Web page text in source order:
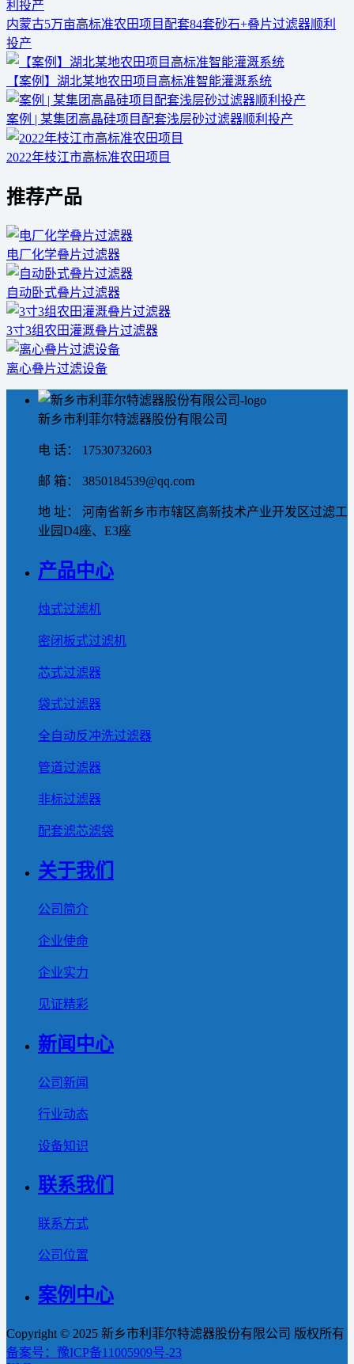
内蒙古5万亩高标准农田项目配套84套砂石+叠片过滤器顺利
投产
【案例】湖北某地农田项目高标准智能灌溉系统
案例 | 某集团高晶硅项目配套浅层砂过滤器顺利投产
2022年枝江市高标准农田项目
推荐产品
电厂化学叠片过滤器
自动卧式叠片过滤器
3寸3组农田灌溉叠片过滤器
离心叠片过滤设备
新乡市利菲尔特滤器股份有限公司
电 话： 17530732603
邮 箱： 3850184539@qq.com
地 址： 河南省新乡市市辖区高新技术产业开发区过滤工
业园D4座、E3座
产品中心
烛式过滤机
密闭板式过滤机
芯式过滤器
袋式过滤器
全自动反冲洗过滤器
管道过滤器
非标过滤器
配套滤芯滤袋
关于我们
公司简介
企业使命
企业实力
见证精彩
新闻中心
公司新闻
行业动态
设备知识
联系我们
联系方式
公司位置
案例中心
Copyright © 2025 新乡市利菲尔特滤器股份有限公司 版权所有
备案号：豫ICP备11005909号-23